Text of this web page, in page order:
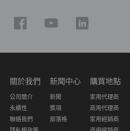
關於我們
公司簡介
永續性
聯絡我們
新聞中心
新聞
獎項
部落格
購買地點
家用代理商
商用代理商
家用經銷商